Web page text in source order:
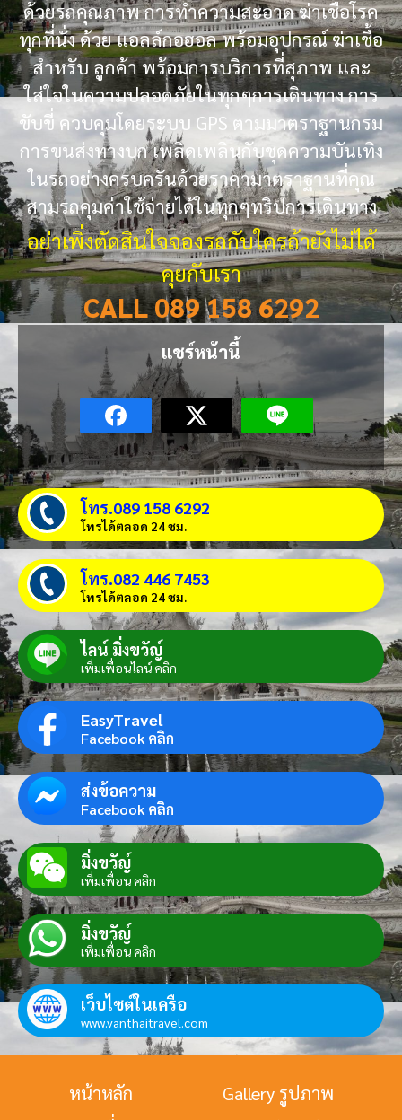
ด้วยรถคุณภาพ การทำความสะอาด ฆ่าเชื้อโรค
ทุกที่นั่ง ด้วย แอลล์กอฮอล พร้อมอุปกรณ์ ฆ่าเชื้อ
สำหรับ ลูกค้า พร้อมการบริการที่สุภาพ และ
ใส่ใจในความปลอดภัยในทุกๆการเดินทาง การ
ขับขี่ ควบคุมโดยระบบ GPS ตามมาตราฐานกรม
การขนส่งทางบก เพลิดเพลินกับชุดความบันเทิง
ในรถอย่างครบครันด้วยราคามาตราฐานที่คุณ
สามรถคุมค่าใช้จ่ายได้ในทุกๆทริปการเดินทาง
อย่าเพิ่งตัดสินใจจองรถกับใครถ้ายังไม่ได้
คุยกับเรา
CALL 089 158 6292
แชร์หน้านี้
โทร.089 158 6292
โทรได้ตลอด 24 ชม.
โทร.082 446 7453
โทรได้ตลอด 24 ชม.
ไลน์ มิ่งขวัญ์
เพิ่มเพื่อนไลน์ คลิก
EasyTravel
Facebook คลิก
ส่งข้อความ
Facebook คลิก
มิ่งขวัญ์
เพิ่มเพื่อน คลิก
มิ่งขวัญ์
เพิ่มเพื่อน คลิก
เว็บไซต์ในเครือ
www.vanthaitravel.com
หน้าหลัก
Gallery รูปภาพ